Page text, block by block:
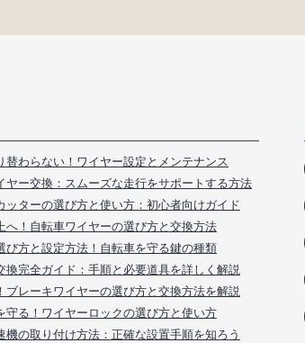
替わらない！ワイヤー設定とメンテナンス
ヤー交換：スムーズな走行をサポートする方法
ッターの選び方と使い方：初心者向けガイド
へ！自転車ワイヤーの選び方と交換方法
び方と設定方法！自転車を守る鍵の種類
換完全ガイド：手順と必要道具を詳しく解説
ブレーキワイヤーの選び方と交換方法を解説
守る！ワイヤーロックの選び方と使い方
機の取り付け方法：正確な設置手順を知ろう